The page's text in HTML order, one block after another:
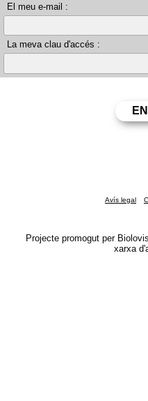
El meu e-mail :
La meva clau d'accés :
Avís legal
Projecte promogut per
xarxa